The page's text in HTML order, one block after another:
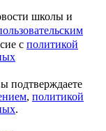
школы и
с политикой
подтверждаете
, политикой
.